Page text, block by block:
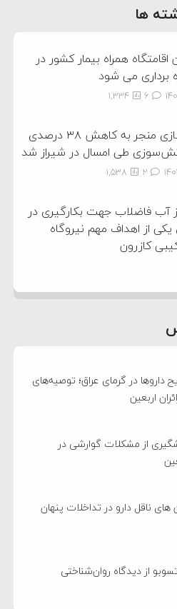
ها
همراه بیمار کشور در
برداری می شود
1,334
فرهنگ سازی منجر به کاهش ۳۸ درصدی
طی امسال در شیراز شد
۲۷ 1,538
آب فاضلاب جهت بکارگیری در
یکی از اهداف مهم نیروگاه
کازرون
داروها در گرمای عراق؛ توصیه‌های
اربعین
از مشکلات گوارشی در
ناقل دارو در تداخلات پنهان
از دیدگاه روان‌شناختی